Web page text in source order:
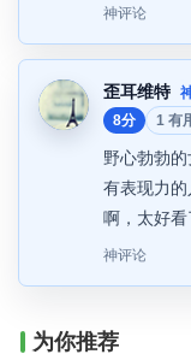
神评论
歪耳维特
8分
1 有
野心勃勃
有表现力
啊，太好看
神评论
为你推荐